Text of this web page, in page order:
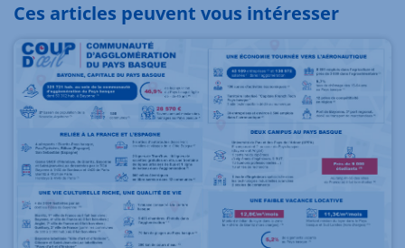
Ces articles peuvent vous intéresser